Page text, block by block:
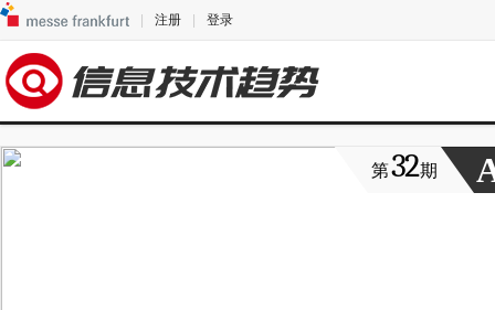
注册 登录
第32期